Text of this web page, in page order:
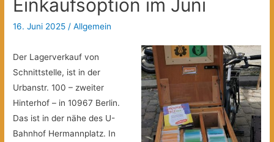
Einkaufsoption im Juni
16. Juni 2025 /Allgemein
Der Lagerverkauf von
Schnittstelle, ist in der
Urbanstr. 100 – zweiter
Hinterhof – in 10967 Berlin.
Das ist in der nähe des U-
Bahnhof Hermannplatz. In